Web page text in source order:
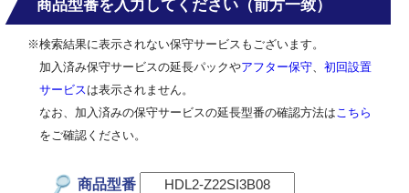
商品型番を入力してください（前方一致）
※検索結果に表示されない保守サービスもございます。
加入済み保守サービスの延長パックやアフター保守
初回設置
サービス は表示されません。
なお、加入済みの保守サービスの延長型番の確認方法は こちら
をご確認ください。
商品型番